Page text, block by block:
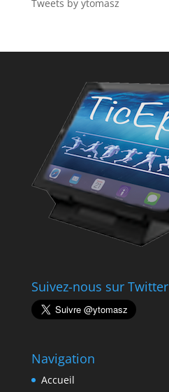
Tweets by ytomasz
Suivez-nous sur Twitter
Navigation
Accueil